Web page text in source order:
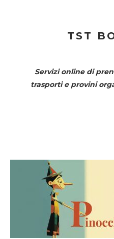
TST
Servizi online di
trasporti e provini